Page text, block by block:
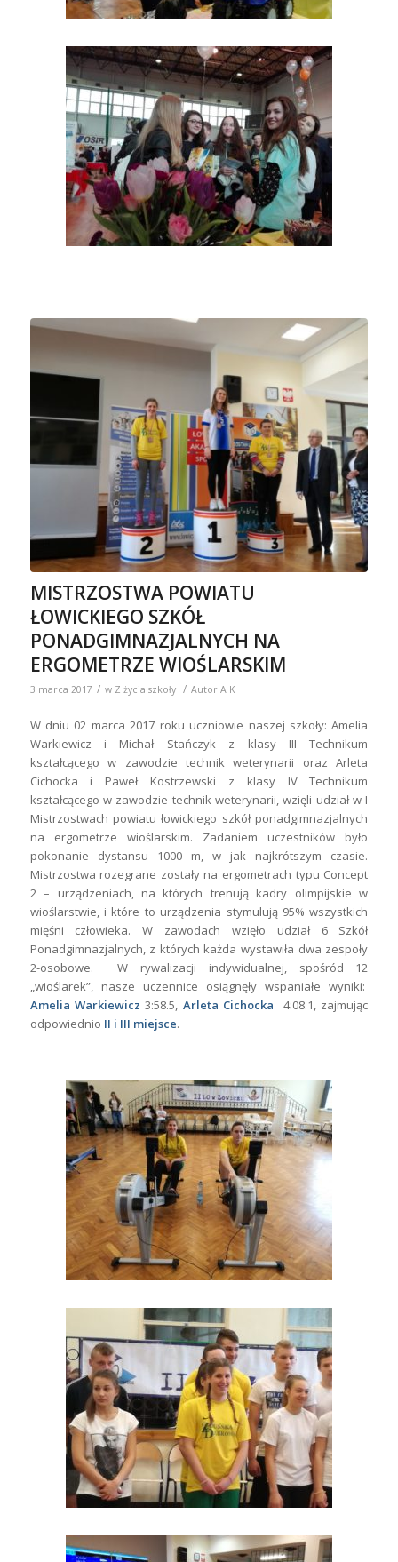
MISTRZOSTWA POWIATU
ŁOWICKIEGO SZKÓŁ
PONADGIMNAZJALNYCH NA
ERGOMETRZE WIOŚLARSKIM
3 marca 2017 / w Z życia szkoły / Autor A K
W dniu 02 marca 2017 roku uczniowie naszej szkoły: Amelia
Warkiewicz i Michał Stańczyk z klasy III Technikum
kształcącego w zawodzie technik weterynarii oraz Arleta
Cichocka i Paweł Kostrzewski z klasy IV Technikum
kształcącego w zawodzie technik weterynarii, wzięli udział w I
Mistrzostwach powiatu łowickiego szkół ponadgimnazjalnych
na ergometrze wioślarskim. Zadaniem uczestników było
pokonanie dystansu 1000 m, w jak najkrótszym czasie.
Mistrzostwa rozegrane zostały na ergometrach typu Concept
2 – urządzeniach, na których trenują kadry olimpijskie w
wioślarstwie, i które to urządzenia stymulują 95% wszystkich
mięśni człowieka. W zawodach wzięło udział 6 Szkół
Ponadgimnazjalnych, z których każda wystawiła dwa zespoły
2-osobowe. W rywalizacji indywidualnej, spośród 12
„wioślarek”, nasze uczennice osiągnęły wspaniałe wyniki:
Amelia Warkiewicz 3:58.5, Arleta Cichocka 4:08.1, zajmując
odpowiednio II i III miejsce.